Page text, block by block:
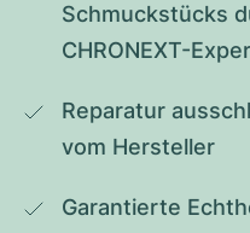
Schmuckstücks
CHRONEXT-
Reparatur
vom Hersteller
Garantierte